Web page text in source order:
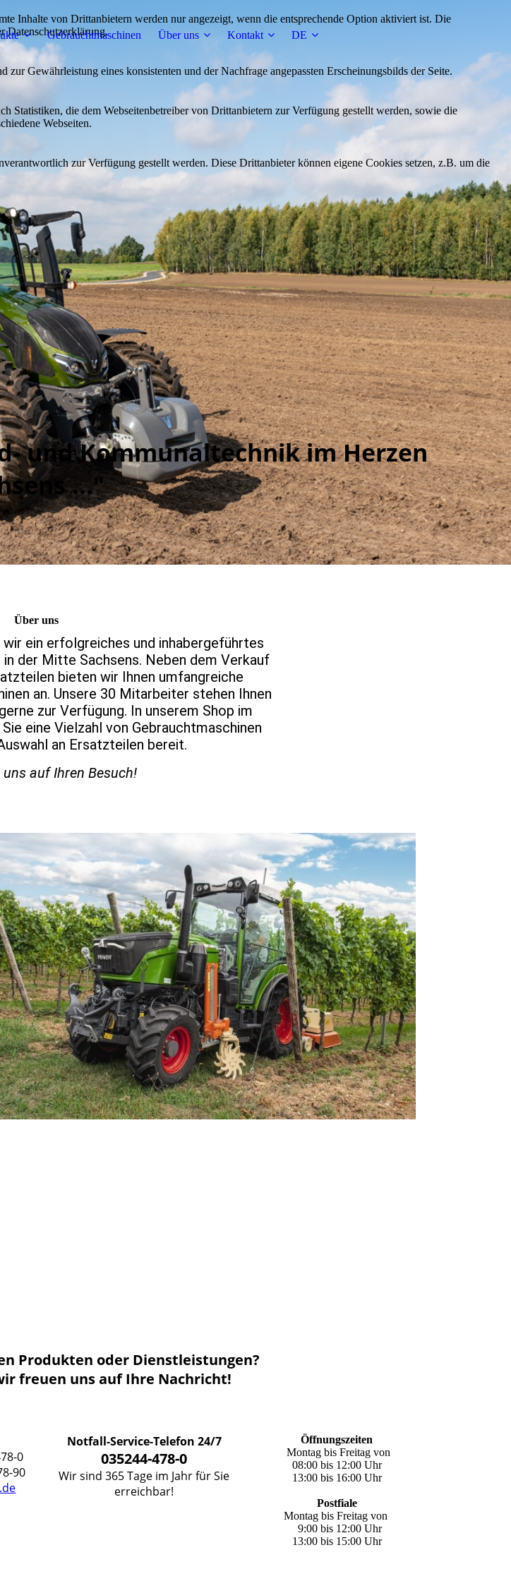
Gebrauchtmaschinen Über uns Kontakt DE
und Kommunaltechnik im Herzen
..."
Über uns
ein erfolgreiches und inhabergeführtes
der Mitte Sachsens. Neben dem Verkauf
bieten wir Ihnen umfangreiche
an. Unsere 30 Mitarbeiter stehen Ihnen
zur Verfügung. In unserem Shop im
eine Vielzahl von Gebrauchtmaschinen
an Ersatzteilen bereit.
uns auf Ihren Besuch!
Produkten oder Dienstleistungen?
freuen uns auf Ihre Nachricht!
0
90
Notfall-Service-Telefon 24/7
035244-478-0
Wir sind 365 Tage im Jahr für Sie
erreichbar!
Öffnungszeiten
Montag bis Freitag von
08:00 bis 12:00 Uhr
13:00 bis 16:00 Uhr
Postfiale
Montag bis Freitag von
9:00 bis 12:00 Uhr
13:00 bis 15:00 Uhr
Inhalte von Drittanbietern werden nur angezeigt, wenn die entsprechende Option aktiviert ist. Die
Datenschutzerklärung.
Gewährleistung eines konsistenten und der Nachfrage angepassten Erscheinungsbilds der Seite.
Statistiken, die dem Webseitenbetreiber von Drittanbietern zur Verfügung gestellt werden, sowie die
Webseiten.
zur Verfügung gestellt werden. Diese Drittanbieter können eigene Cookies setzen, z.B. um die